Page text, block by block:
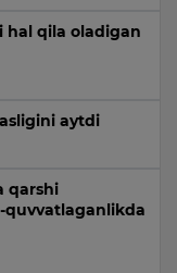
hal qila oladigan
aytdi
qarshi
quvvatlaganlikda